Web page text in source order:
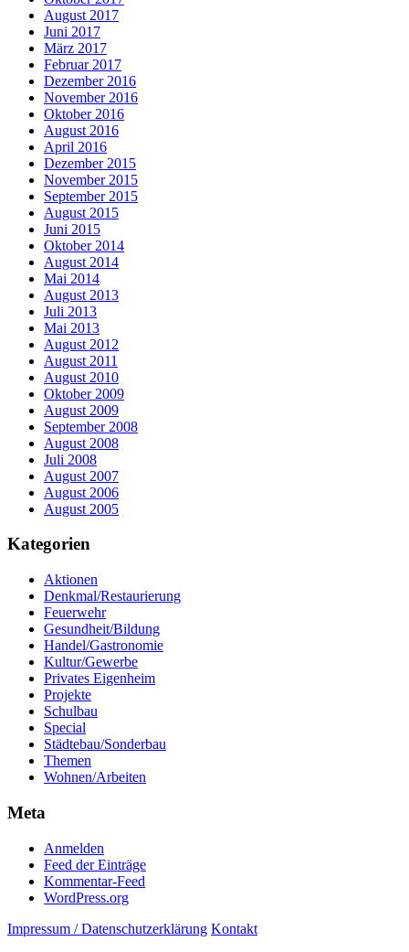
August 2017
Juni 2017
März 2017
Februar 2017
Dezember 2016
November 2016
Oktober 2016
August 2016
April 2016
Dezember 2015
November 2015
September 2015
August 2015
Juni 2015
Oktober 2014
August 2014
Mai 2014
August 2013
Juli 2013
Mai 2013
August 2012
August 2011
August 2010
Oktober 2009
August 2009
September 2008
August 2008
Juli 2008
August 2007
August 2006
August 2005
Kategorien
Aktionen
Denkmal/Restaurierung
Feuerwehr
Gesundheit/Bildung
Handel/Gastronomie
Kultur/Gewerbe
Privates Eigenheim
Projekte
Schulbau
Special
Städtebau/Sonderbau
Themen
Wohnen/Arbeiten
Meta
Anmelden
Feed der Einträge
Kommentar-Feed
WordPress.org
Impressum / Datenschutzerklärung Kontakt